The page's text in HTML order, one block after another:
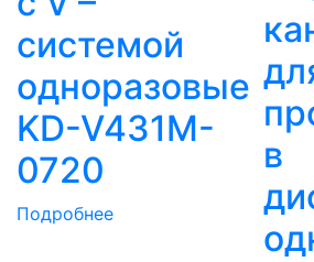
системой
одноразовые
KD-V431M-
0720
Подробнее
в